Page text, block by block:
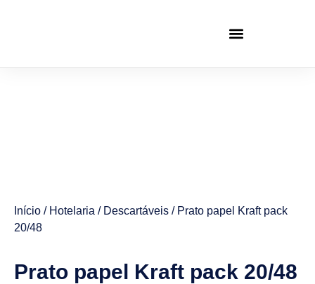
Início / Hotelaria / Descartáveis / Prato papel Kraft pack
20/48
Prato papel Kraft pack 20/48